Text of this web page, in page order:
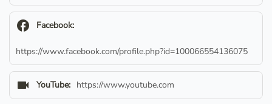
facebook Facebook:
https://www.facebook.com/profile.php?id=100066554136075
videocam YouTube: https://www.youtube.com